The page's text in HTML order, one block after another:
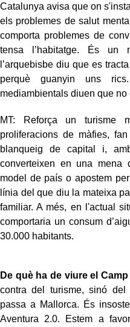
Catalunya avisa que on
els problemes de salut
comporta problemes de
tensa l’habitatge. És
l’arquebisbe diu que es
perquè guanyin uns
mediambientals diuen que no
MT: Reforça un turisme
proliferacions de màfies,
blanqueig de capital i,
converteixen en una mena
model de país o apostem
línia del que diu la mateixa
familiar. A més, en l'actual
comportaria un consum
30.000 habitants.
De què ha de viure el
contra del turisme, sinó
passa a Mallorca. És
Aventura 2.0. Estem a